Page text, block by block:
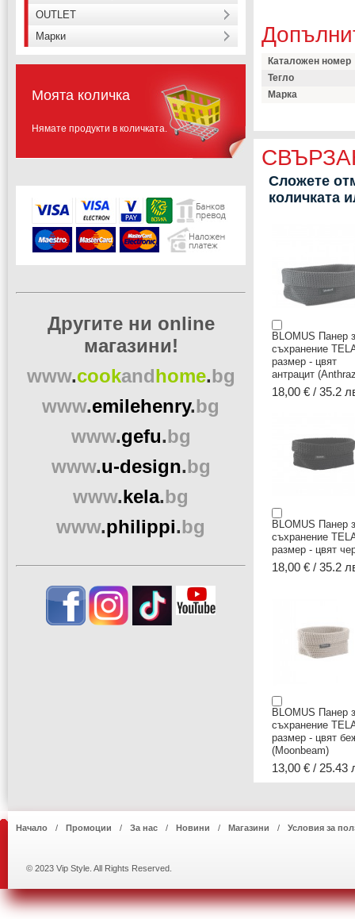
Каталожен номер
Тегло
Марка
Сложете
количката
BLOMUS Панер
съхранение
размер - цвят
антрацит
18,00 € / 35.2
BLOMUS Панер
съхранение
размер - цвят
18,00 € / 35.2
BLOMUS Панер
съхранение
размер - цвят
(Moonbeam)
13,00 € / 25.43
OUTLET
Марки
Моята количка
Нямате продукти в количката.
Другите ни online
магазини!
www.cookandhome.bg
www.emilehenry.bg
www.gefu.bg
www.u-design.bg
www.kela.bg
www.philippi.bg
Начало Промоции За нас Новини Магазини Условия за
© 2023 Vip Style. All Rights Reserved.